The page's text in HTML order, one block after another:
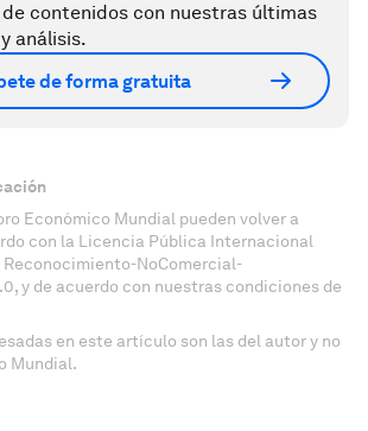
contenidos con nuestras últimas
análisis.
de forma gratuita
Económico Mundial pueden volver a
con la Licencia Pública Internacional
Reconocimiento-NoComercial-
y de acuerdo con nuestras condiciones de
en este artículo son las del autor y no
Mundial.